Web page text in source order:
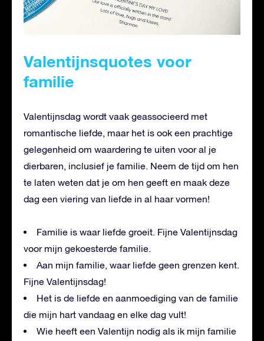
Valentijnsquotes voor
familie
Valentijnsdag wordt vaak geassocieerd met
romantische liefde, maar het is ook een prachtige
gelegenheid om waardering te uiten voor al je
dierbaren, inclusief je familie. Neem de tijd om hen
te laten weten dat je om hen geeft en maak deze
dag een viering van liefde in al haar vormen!
Familie is waar liefde groeit. Fijne Valentijnsdag
voor mijn gekoesterde familie.
Aan mijn familie, waar liefde geen grenzen kent.
Fijne Valentijnsdag!
Het is de liefde en aanmoediging van de familie
die mijn hart vandaag en elke dag vult!
Wie heeft een Valentijn nodig als ik mijn familie